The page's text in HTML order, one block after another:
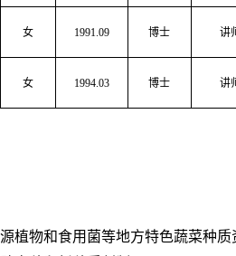
女 1991.09 博士 讲
女 1994.03 博士 讲
植物和食用菌等地方特色蔬菜种